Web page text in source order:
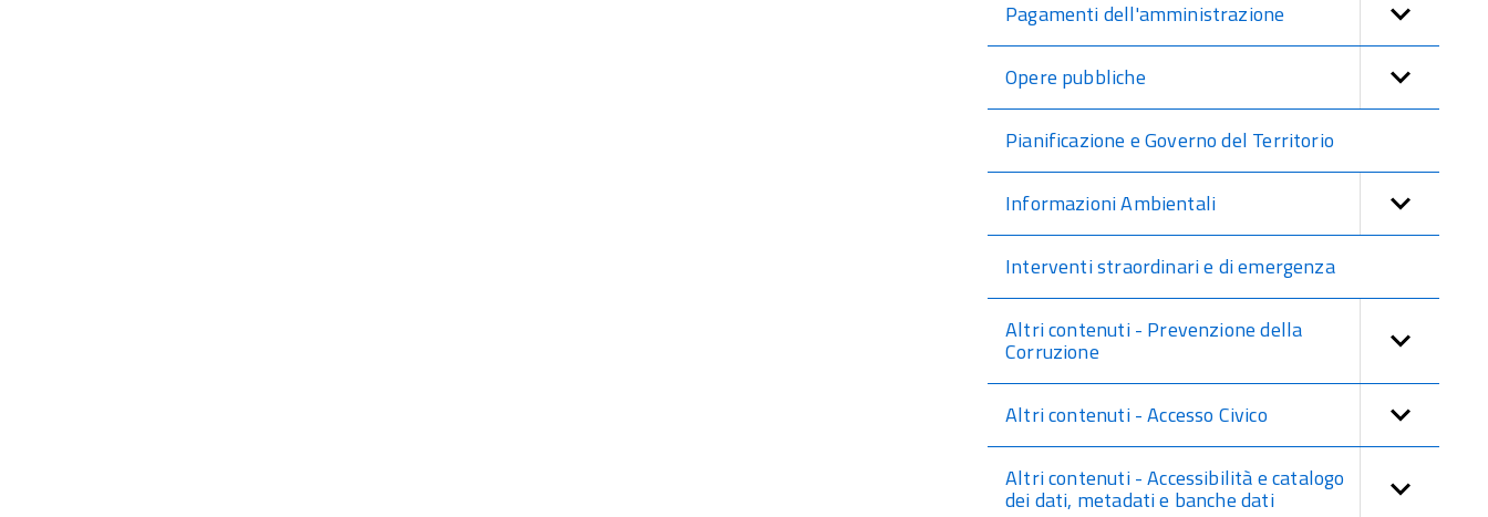
Pagamenti dell'amministrazione
Opere pubbliche
Pianificazione e Governo del Territorio
Informazioni Ambientali
Interventi straordinari e di emergenza
Altri contenuti - Prevenzione della
Corruzione
Altri contenuti - Accesso Civico
Altri contenuti - Accessibilità e catalogo
dei dati, metadati e banche dati